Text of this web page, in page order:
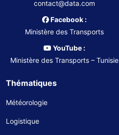
contact@data.com
Facebook :
Ministère des Transports
YouTube :
Ministère des Transports – Tunisie
Thématiques
Météorologie
Logistique